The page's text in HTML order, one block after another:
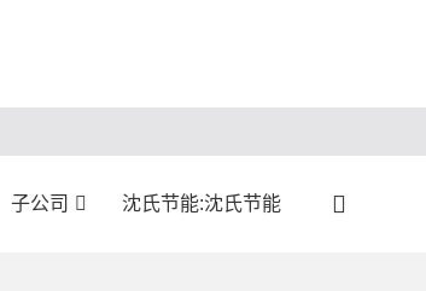
子公司 沈氏节能:沈氏节能